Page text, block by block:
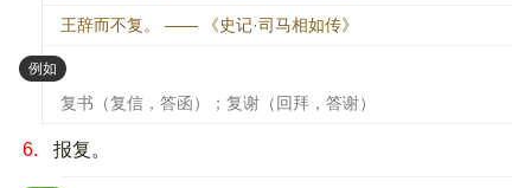
王辞而不复。 —— 《史记·司马相如传》
例如 ：
复书（复信，答函）；复谢（回拜，答谢）
6. 报复。